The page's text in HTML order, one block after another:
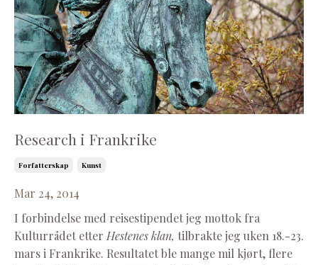
Research i Frankrike
Forfatterskap Kunst
Mar 24, 2014
I forbindelse med reisestipendet jeg mottok fra
Kulturrådet etterHestenes klan, tilbrakte jeg uken 18.-23.
mars i Frankrike. Resultatet ble mange mil kjørt, flere